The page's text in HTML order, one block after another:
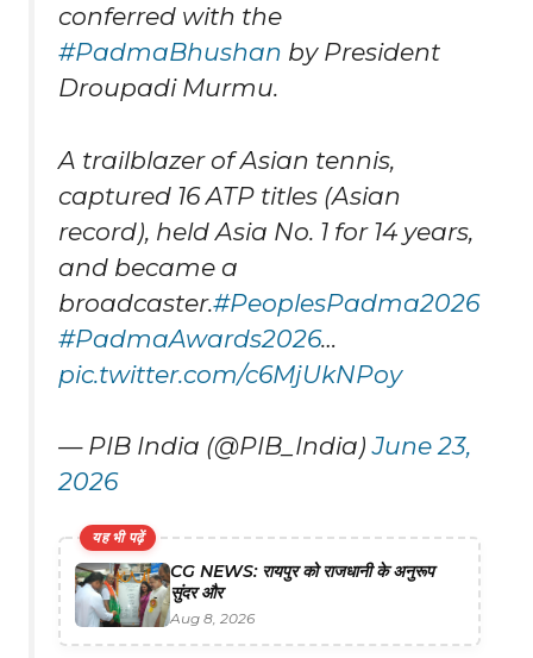
conferred with the
#PadmaBhushan by President
Droupadi Murmu.
A trailblazer of Asian tennis,
captured 16 ATP titles (Asian
record), held Asia No. 1 for 14 years,
and became a
broadcaster.#PeoplesPadma2026
#PadmaAwards2026…
pic.twitter.com/c6MjUkNPoy
— PIB India (@PIB_India)June 23,
2026
यह भी पढ़ें
CG NEWS: रायपुर को राजधानी के अनुरूप
सुंदर और
Aug 8, 2026